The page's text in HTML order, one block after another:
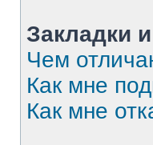
Закладки
Чем
Как мне
Как мне